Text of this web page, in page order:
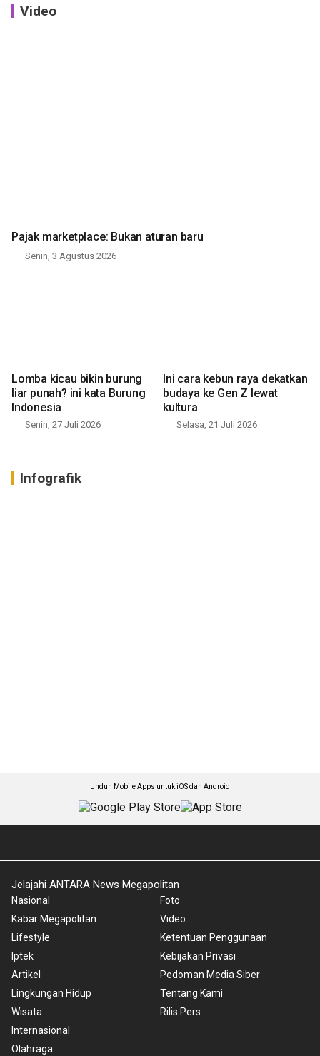
Video
Pajak marketplace: Bukan aturan baru
Senin, 3 Agustus 2026
Lomba kicau bikin burung
liar punah? ini kata Burung
Indonesia
Senin, 27 Juli 2026
Ini cara kebun raya dekatkan
budaya ke Gen Z lewat
kultura
Selasa, 21 Juli 2026
Infografik
Unduh Mobile Apps untuk iOS dan Android
Jelajahi ANTARA News Megapolitan
Nasional
Kabar Megapolitan
Lifestyle
Iptek
Artikel
Lingkungan Hidup
Wisata
Internasional
Olahraga
Foto
Video
Ketentuan Penggunaan
Kebijakan Privasi
Pedoman Media Siber
Tentang Kami
Rilis Pers